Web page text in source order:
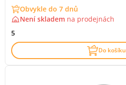
Obvykle do 7 dnů
Není skladem na prodejnách
5
Do košíku